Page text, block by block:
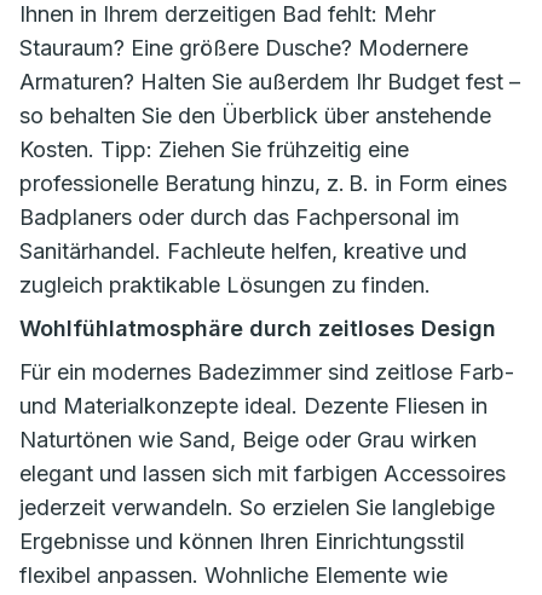
Ihnen in Ihrem derzeitigen Bad fehlt: Mehr
Stauraum? Eine größere Dusche? Modernere
Armaturen? Halten Sie außerdem Ihr Budget fest –
so behalten Sie den Überblick über anstehende
Kosten. Tipp: Ziehen Sie frühzeitig eine
professionelle Beratung hinzu, z. B. in Form eines
Badplaners oder durch das Fachpersonal im
Sanitärhandel. Fachleute helfen, kreative und
zugleich praktikable Lösungen zu finden.
Wohlfühlatmosphäre durch zeitloses Design
Für ein modernes Badezimmer sind zeitlose Farb-
und Materialkonzepte ideal. Dezente Fliesen in
Naturtönen wie Sand, Beige oder Grau wirken
elegant und lassen sich mit farbigen Accessoires
jederzeit verwandeln. So erzielen Sie langlebige
Ergebnisse und können Ihren Einrichtungsstil
flexibel anpassen. Wohnliche Elemente wie